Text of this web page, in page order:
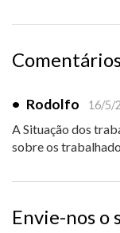
• Rodolfo 16/5/
A Situação dos
sobre os
Envie-nos o